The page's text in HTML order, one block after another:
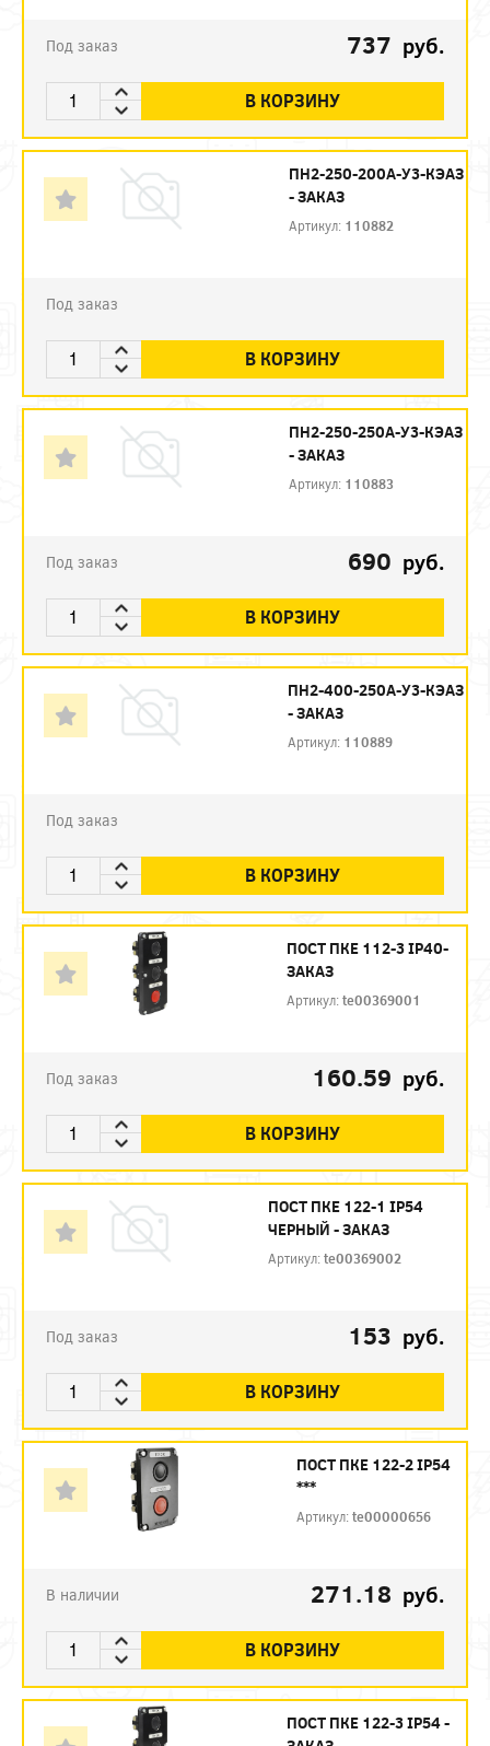
Под заказ 737 руб.
В КОРЗИНУ
ПН2-250-200А-У3-КЭАЗ
- ЗАКАЗ
Артикул: 110882
Под заказ
В КОРЗИНУ
ПН2-250-250А-У3-КЭАЗ
- ЗАКАЗ
Артикул: 110883
Под заказ 690 руб.
В КОРЗИНУ
ПН2-400-250А-У3-КЭАЗ
- ЗАКАЗ
Артикул: 110889
Под заказ
В КОРЗИНУ
ПОСТ ПКЕ 112-3 IP40-
ЗАКАЗ
Артикул:te00369001
Под заказ 160.59 руб.
В КОРЗИНУ
ПОСТ ПКЕ 122-1 IP54
ЧЕРНЫЙ - ЗАКАЗ
Артикул:te00369002
Под заказ 153 руб.
В КОРЗИНУ
ПОСТ ПКЕ 122-2 IP54
***
Артикул:te00000656
В наличии 271.18 руб.
В КОРЗИНУ
ПОСТ ПКЕ 122-3 IP54 -